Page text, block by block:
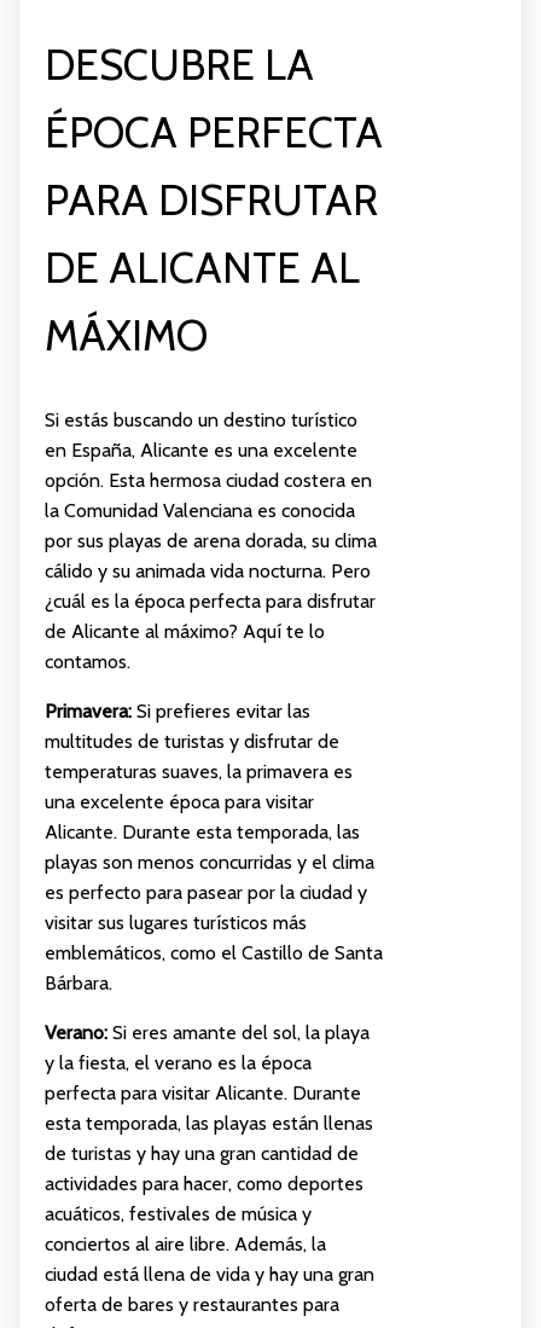
DESCUBRE LA
ÉPOCA PERFECTA
PARA DISFRUTAR
DE ALICANTE AL
MÁXIMO
Si estás buscando un destino turístico
en España, Alicante es una excelente
opción. Esta hermosa ciudad costera en
la Comunidad Valenciana es conocida
por sus playas de arena dorada, su clima
cálido y su animada vida nocturna. Pero
¿cuál es la época perfecta para disfrutar
de Alicante al máximo? Aquí te lo
contamos.
Primavera:Si prefieres evitar las
multitudes de turistas y disfrutar de
temperaturas suaves, la primavera es
una excelente época para visitar
Alicante. Durante esta temporada, las
playas son menos concurridas y el clima
es perfecto para pasear por la ciudad y
visitar sus lugares turísticos más
emblemáticos, como el Castillo de Santa
Bárbara.
Verano:Si eres amante del sol, la playa
y la fiesta, el verano es la época
perfecta para visitar Alicante. Durante
esta temporada, las playas están llenas
de turistas y hay una gran cantidad de
actividades para hacer, como deportes
acuáticos, festivales de música y
conciertos al aire libre. Además, la
ciudad está llena de vida y hay una gran
oferta de bares y restaurantes para